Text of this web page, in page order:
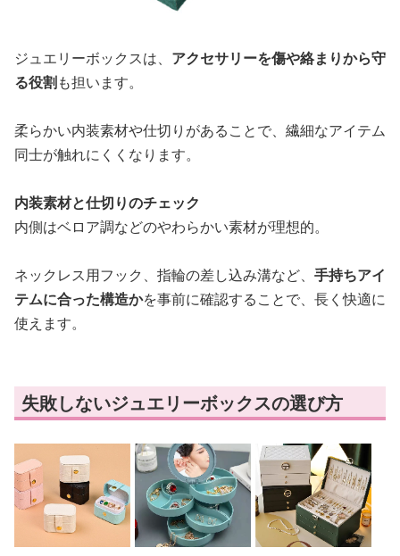
ジュエリーボックスは、 アクセサリーを傷や絡まりから守
る役割も担います。
柔らかい内装素材や仕切りがあることで、繊細なアイテム
同士が触れにくくなります。
内装素材と仕切りのチェック
内側はベロア調などのやわらかい素材が理想的。
ネックレス用フック、指輪の差し込み溝など、 手持ちアイ
テムに合った構造かを事前に確認することで、長く快適に
使えます。
失敗しないジュエリーボックスの選び方